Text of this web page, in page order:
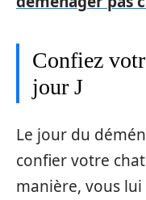
Confiez
jour J
Le jour du
confier votre
manière, vous